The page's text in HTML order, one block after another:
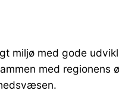
miljø med gode
med